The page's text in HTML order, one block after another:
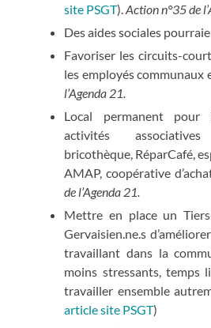
site PSGT).Action n°35 de
Des aides sociales
Favoriser les circuits-
les employés communaux
l’Agenda 21.
Local permanent pour
activités
bricothèque, RéparCafé,
AMAP, coopérative
de l’Agenda 21.
Mettre en place un
Gervaisien.ne.s
travaillant dans la
moins stressants, temps
travailler ensemble
article site PSGT)